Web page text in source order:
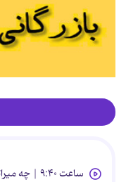
ساعت ۹:۴۰ | چه میراثی از خود به جای گذاشت؟